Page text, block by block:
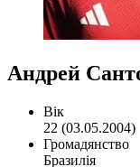
Андрей
Вік
22 (03.05.2004)
Громадянство
Бразилія